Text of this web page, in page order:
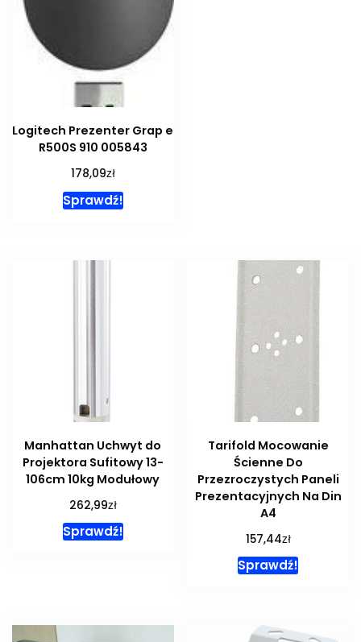
Logitech Prezenter Grap e
R500S 910 005843
178,09zł
Sprawdź!
Manhattan Uchwyt do
Projektora Sufitowy 13-
106cm 10kg Modułowy
262,99zł
Sprawdź!
Tarifold Mocowanie
Ścienne Do
Przezroczystych Paneli
Prezentacyjnych Na Din
A4
157,44zł
Sprawdź!